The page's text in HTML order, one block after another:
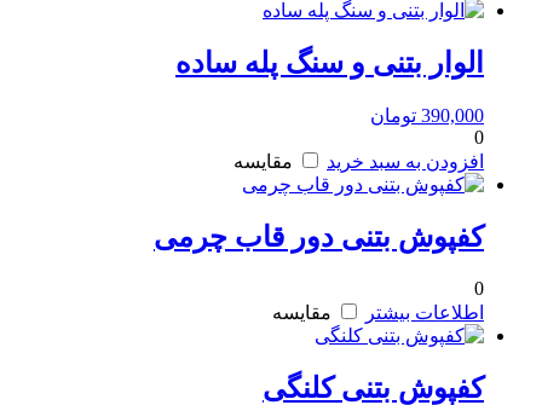
الوار بتنی و سنگ پله ساده
390,000 تومان
0
افزودن به سبد خرید
مقایسه
کفپوش بتنی دور قاب چرمی
0
اطلاعات بیشتر
مقایسه
کفپوش بتنی کلنگی